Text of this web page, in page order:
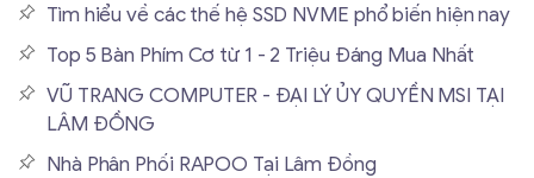
Tìm hiểu về các thế hệ SSD NVME phổ biến hiện nay
Top 5 Bàn Phím Cơ từ 1 - 2 Triệu Đáng Mua Nhất
VŨ TRANG COMPUTER - ĐẠI LÝ ỦY QUYỀN MSI TẠI
LÂM ĐỒNG
Nhà Phân Phối RAPOO Tại Lâm Đồng